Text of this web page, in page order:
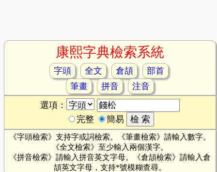
康熙字典檢索系統
字頭 全文 倉頡
部首
筆畫
拼音
注音
選項：
完整
簡易
《字頭檢索》支持字或詞檢索。《筆畫檢索》請輸入數字。
《全文檢索》至少輸入兩個漢字。
《拼音檢索》請輸入拼音英文字母。《倉頡檢索》請輸入倉
頡英文字母，支持*號模糊查尋。